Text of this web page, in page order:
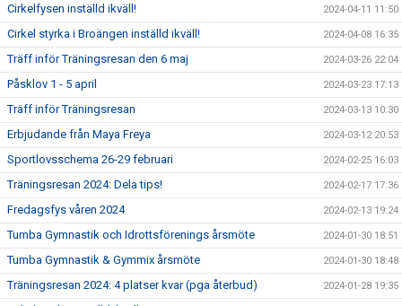
Cirkelfysen inställd ikväll! 2024-04-11 11:50
Cirkel styrka i Broängen inställd ikväll! 2024-04-08 16:35
Träff inför Träningsresan den 6 maj 2024-03-26 22:04
Påsklov 1 - 5 april 2024-03-23 17:13
Träff inför Träningsresan 2024-03-13 10:30
Erbjudande från Maya Freya 2024-03-12 20:53
Sportlovsschema 26-29 februari 2024-02-25 16:03
Träningsresan 2024: Dela tips! 2024-02-17 17:36
Fredagsfys våren 2024 2024-02-13 19:24
Tumba Gymnastik och Idrottsförenings årsmöte 2024-01-30 18:51
Tumba Gymnastik & Gymmix årsmöte 2024-01-30 18:48
Träningsresan 2024: 4 platser kvar (pga återbud) 2024-01-28 19:35